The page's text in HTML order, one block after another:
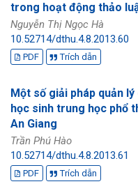
trong hoạt động thảo
Nguyễn Thị Ngọc Hà
10.52714/dthu.4.8.2013.60
PDF Trích dẫn
Một số giải pháp quản
học sinh trung học phổ
An Giang
Trần Phú Hào
10.52714/dthu.4.8.2013.61
PDF Trích dẫn